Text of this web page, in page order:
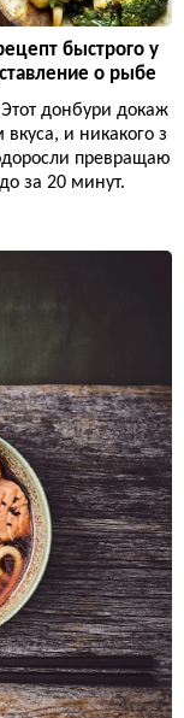
быстрого у
о рыбе
донбури докаж
и никакого з
превращаю
за 20 минут.